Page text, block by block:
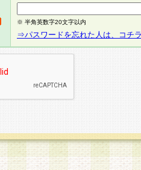
※ 半角英数字20文字以内
⇒パスワードを忘れた人は、コチ